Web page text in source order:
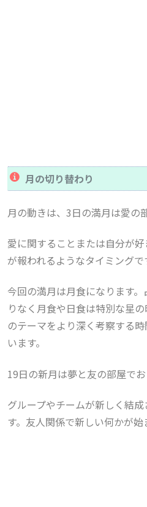
月の切り替わり
月の動きは、3日の満月は愛の
愛に関することまたは自分が
が報われるようなタイミングで
今回の満月は月食になります。
りなく月食や日食は特別な星
のテーマをより深く考察する
います。
19日の新月は夢と友の部屋でお
グループやチームが新しく結
す。友人関係で新しい何かが始